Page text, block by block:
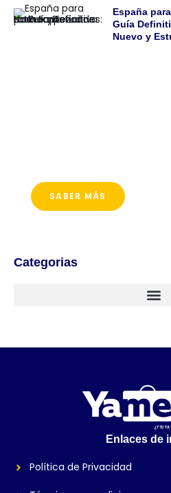
España
Guía
Nuevo y
SABER MÁS
Categorias
Enlaces de
Política de Privacidad